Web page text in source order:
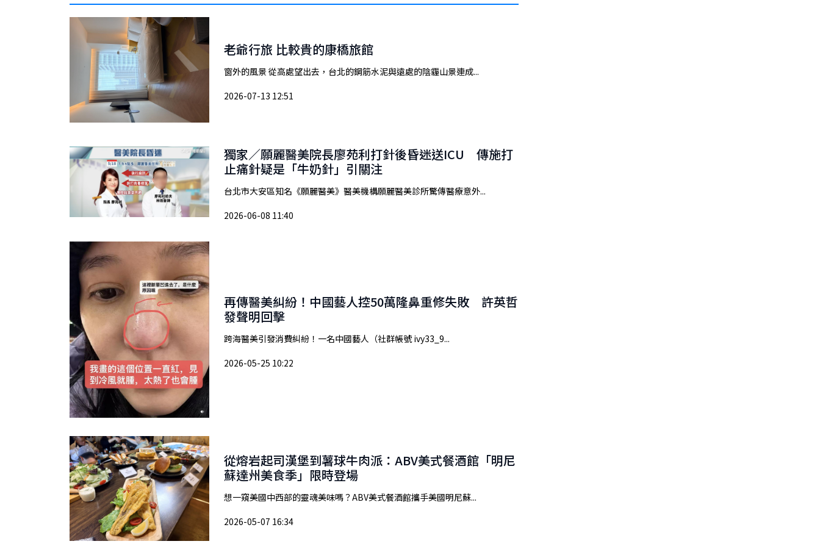
老爺行旅 比較貴的康橋旅館
窗外的風景 從高處望出去，台北的鋼筋水泥與遠處的陰霾山景連成...
2026-07-13 12:51
獨家／願麗醫美院長廖苑利打針後昏迷送ICU 傳施打
止痛針疑是「牛奶針」引關注
台北市大安區知名《願麗醫美》醫美機構願麗醫美診所驚傳醫療意外...
2026-06-08 11:40
再傳醫美糾紛！中國藝人控50萬隆鼻重修失敗 許英哲
發聲明回擊
跨海醫美引發消費糾紛！一名中國藝人（社群帳號 ivy33_9...
2026-05-25 10:22
從熔岩起司漢堡到薯球牛肉派：ABV美式餐酒館「明尼
蘇達州美食季」限時登場
想一窺美國中西部的靈魂美味嗎？ABV美式餐酒館攜手美國明尼蘇...
2026-05-07 16:34